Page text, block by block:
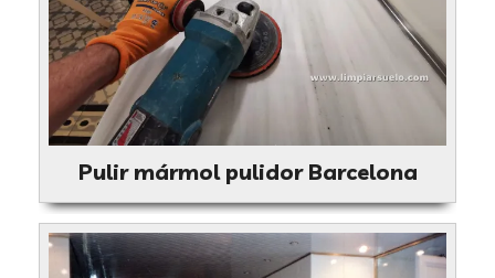
Pulir mármol pulidor Barcelona